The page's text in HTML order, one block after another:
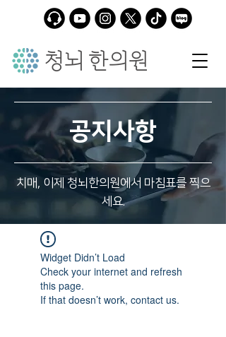
공지사항
치매, 이제 청뇌한의원에서 마침표를 찍으
세요.
Widget Didn’t Load
Check your internet and refresh
this page.
If that doesn’t work, contact us.